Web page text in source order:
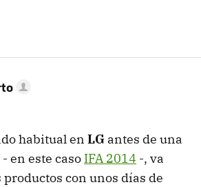
habitual en LG antes de una
en este caso IFA 2014 -, va
con unos días de